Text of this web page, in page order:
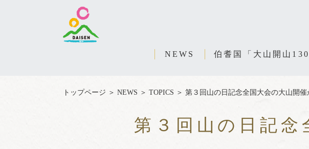
NEWS 伯耆国「大山開山
トップページ ＞ NEWS ＞ TOPICS ＞ 第３回山の日記念全国大会の大山開催
第３回山の日記念